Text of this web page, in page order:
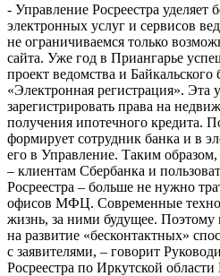
- Управление Росреестра
электронных услуг и сервисов
не ограничиваемся только
сайта. Уже год в Приангарье
проект ведомства и
«Электронная регистрация». Эта
зарегистрировать права на
получения ипотечного кредита.
формирует сотрудник банка и в
его в Управление. Таким
– клиентам Сбербанка и
Росреестра – больше не нужно
офисов МФЦ. Современные
жизнь, за ними будущее. Поэтому
на развитие «бесконтактных»
с заявителями, – говорит
Росреестра по Иркутской